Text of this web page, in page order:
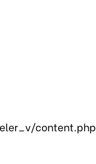
content.php